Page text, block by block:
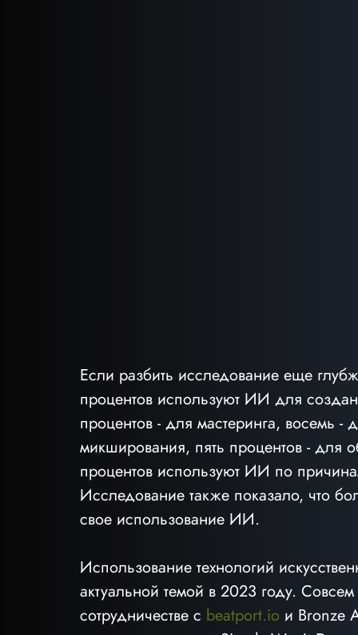
Если разбить исследование еще
процентов используют ИИ для
процентов - для мастеринга, восемь
микширования, пять процентов - для
процентов используют ИИ по
Исследование также показало, что
свое использование ИИ.
Использование технологий
актуальной темой в 2023 году.
сотрудничестве с beatport.io и Bronze